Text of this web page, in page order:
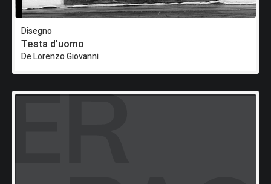
Disegno
Testa d'uomo
De Lorenzo Giovanni